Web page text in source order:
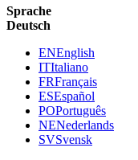
Sprache
Deutsch
ENEnglish
ITItaliano
FRFrançais
ESEspañol
POPortuguês
NENederlands
SVSvensk